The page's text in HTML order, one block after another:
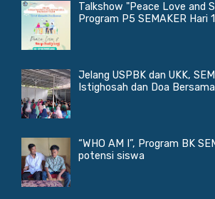
Talkshow "Peace Love and
Program P5 SEMAKER Hari 1
Jelang USPBK dan UKK,
Istighosah dan Doa Bersama
“WHO AM I”, Program BK
potensi siswa